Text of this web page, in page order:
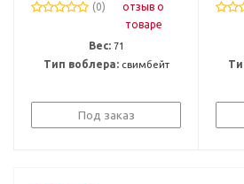
(0)
отзыв о
товаре
Вес: 71
Тип воблера: свимбейт
Под заказ